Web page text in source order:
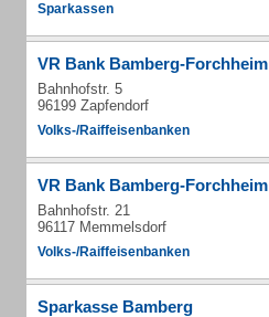
Sparkassen
VR Bank Bamberg-Forchheim
Bahnhofstr. 5
96199 Zapfendorf
Volks-/Raiffeisenbanken
VR Bank Bamberg-Forchheim
Bahnhofstr. 21
96117 Memmelsdorf
Volks-/Raiffeisenbanken
Sparkasse Bamberg